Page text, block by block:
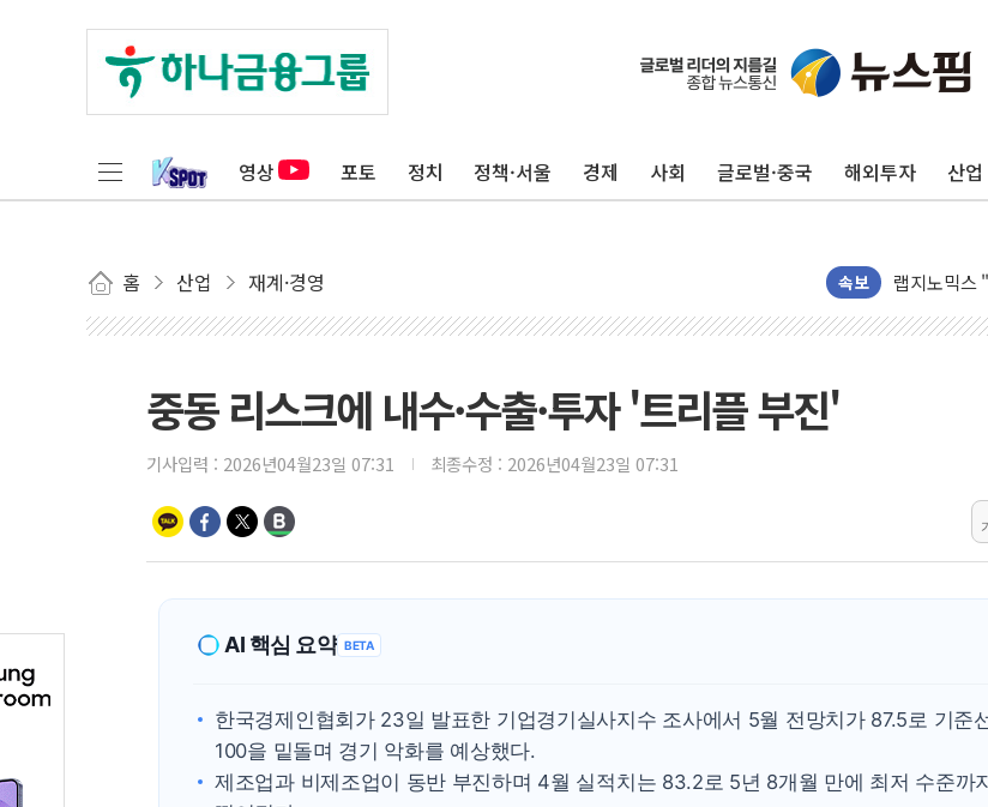
영상 포토 정치 정책·서울 경제 사회 글로벌·중국 해외투자 산업
홈 산업 재계·경영 속보
NH농협생
아바코, 2분
보로노이,
푸본현대생
벼랑 끝 선
1순위보다
컴투스 '제
네이버 클
서울 재건
[인사] 공정
KDB생명
반도체공
카카오,
현대카드,
송도 신축
중동 리스크에 내수·수출·투자 '트리플 부진'
기사입력 : 2026년04월23일 07:31 최종수정 : 2026년04월23일 07:31
AI 핵심 요약 BETA
한국경제인협회가 23일 발표한 기업경기실사지수 조사에서 5월 전망치가 87.5로 기준
100을 밑돌며 경기 악화를 예상했다.
제조업과 비제조업이 동반 부진하며 4월 실적치는 83.2로 5년 8개월 만에 최저 수준까